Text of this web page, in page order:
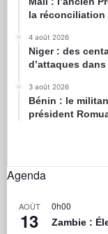
la réconciliation
4 août 2026
Niger : des
d’attaques
3 août 2026
Bénin : le
président
Agenda
AOÛT
13
0h00
Zambie :